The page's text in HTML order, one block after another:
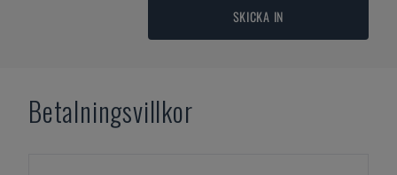
SKICKA IN
Betalningsvillkor